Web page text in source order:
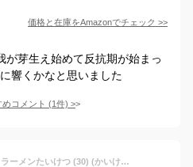
価格と在庫をAmazonでチェック >>
が芽生え始めて反抗期が始まっ
響くかなと思いました
コメント (1件) >
かいけつゾロリあついぜ! ラーメンたいけつ (30) (かいけつゾロリシリーズ ポプラ社の新・小さな童話)